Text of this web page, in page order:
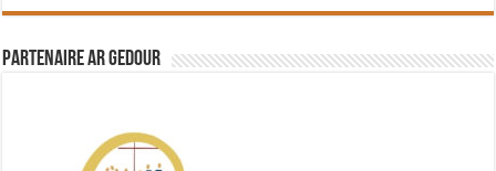
Partenaire Ar Gedour